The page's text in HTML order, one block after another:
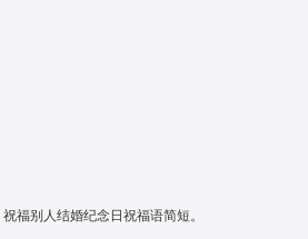
福别人结婚纪念日祝福语简短。